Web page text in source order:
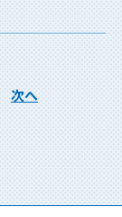
次へ